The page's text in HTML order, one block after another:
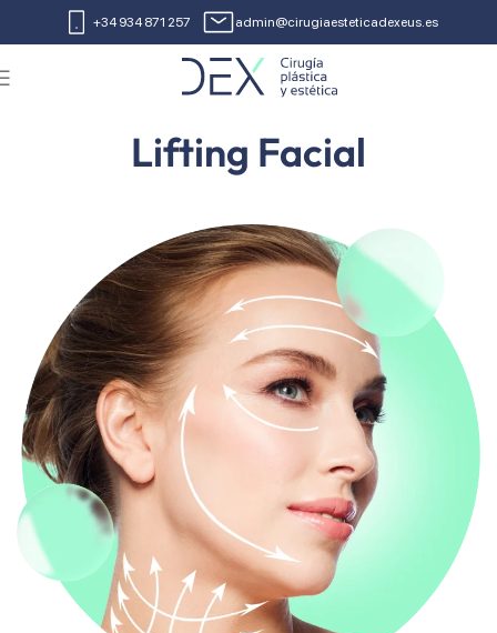
+34 934 871 257 admin@cirugiaesteticadexeus.es
Lifting Facial